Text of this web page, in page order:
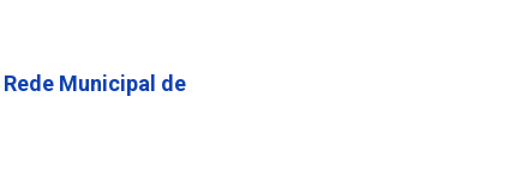
Municipal de